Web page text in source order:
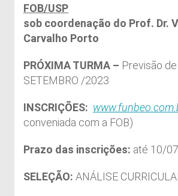
FOB/USP
sob coordenação do Prof. Dr.
Carvalho Porto
PRÓXIMA TURMA – Previsão
SETEMBRO /2023
INSCRIÇÕES:
conveniada com a FOB)
Prazo das inscrições: até 10/
SELEÇÃO: ANÁLISE